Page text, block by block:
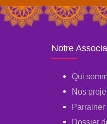
Notre
Qui
Nos
Dossier